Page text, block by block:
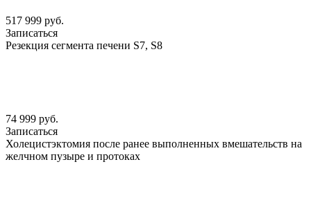
517 999 руб.
Записаться
Резекция сегмента печени S7, S8
74 999 руб.
Записаться
Холецистэктомия после ранее выполненных вмешательств на
желчном пузыре и протоках